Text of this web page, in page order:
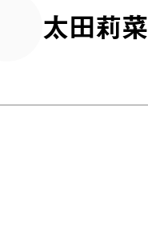
太田莉菜